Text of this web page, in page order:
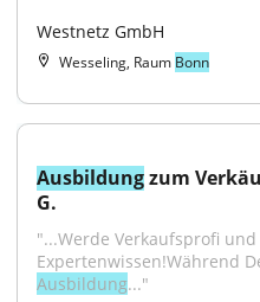
Westnetz GmbH
Wesseling, Raum Bonn
Ausbildung zum
G.
"...Werde Verkaufsprofi
Ausbildung..."